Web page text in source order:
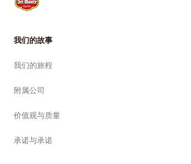
我们的故事
我们的旅程
附属公司
价值观与质量
承诺与承诺